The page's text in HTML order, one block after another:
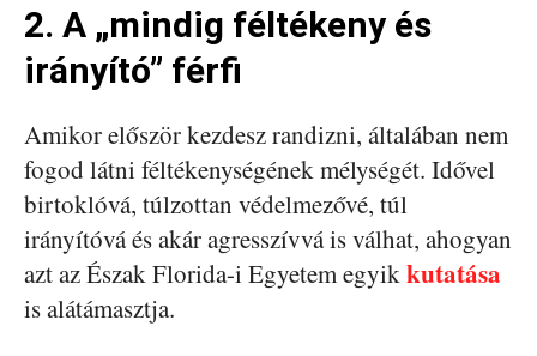
2. A „mindig féltékeny és
irányító” férfi
Amikor először kezdesz randizni, általában nem
fogod látni féltékenységének mélységét. Idővel
birtoklóvá, túlzottan védelmezővé, túl
irányítóvá és akár agresszívvá is válhat, ahogyan
azt az Észak Florida-i Egyetem egyikkutatása
is alátámasztja.